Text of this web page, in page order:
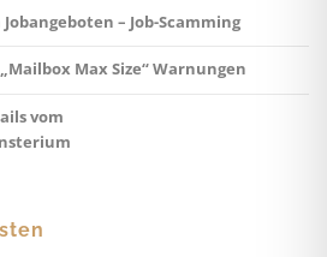
– Job-Scamming
Max Size“ Warnungen
vom